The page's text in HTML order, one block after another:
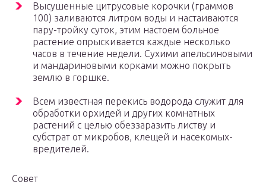
Высушенные цитрусовые корочки (граммов
100) заливаются литром воды и настаиваются
пару-тройку суток, этим настоем больное
растение опрыскивается каждые несколько
часов в течение недели. Сухими апельсиновыми
и мандариновыми корками можно покрыть
землю в горшке.
Всем известная перекись водорода служит для
обработки орхидей и других комнатных
растений с целью обеззаразить листву и
субстрат от микробов, клещей и насекомых-
вредителей.
Совет